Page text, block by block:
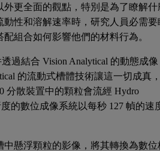
外更全面的觀點，特別是為了瞭解什
動性和溶解速率時，研究人員必需要
組合如何影響他們的材料行為。
過結合 Vision Analytical 的動態成像
的流動式槽體技術讓這一切成真
分散裝置中的顆粒會流經 Hydro
的數位成像系統以每秒 127 幀的速
中懸浮顆粒的影像，將其轉換為數位